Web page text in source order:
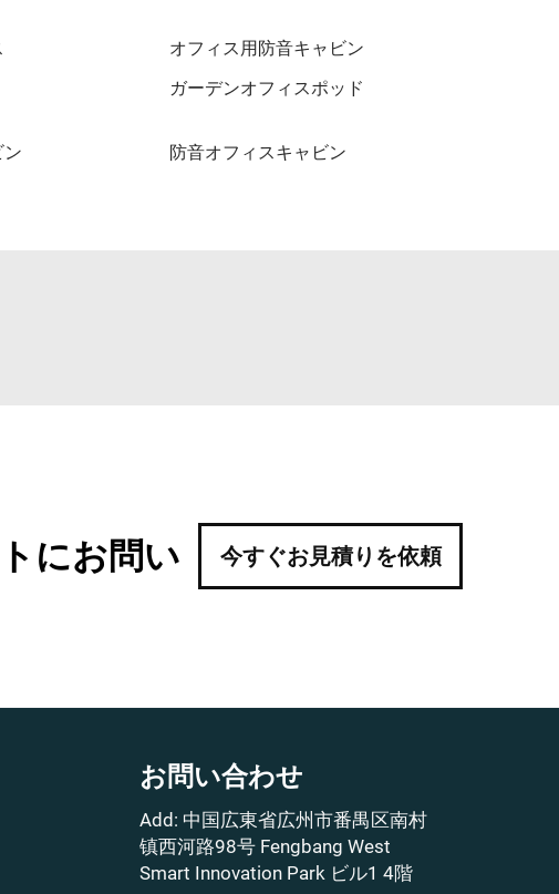
オフィス用防音キャビン
ガーデンオフィスポッド
ン 防音オフィスキャビン
にお問い
今すぐお見積りを依頼
お問い合わせ
Add: 中国広東省広州市番禺区南村
镇西河路98号 Fengbang West
Smart Innovation Park ビル1 4階